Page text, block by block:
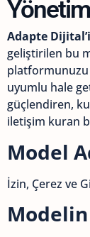
Adapte
geliştirilen bu
platformunuzu
uyumlu hale
güçlendiren,
iletişim kuran
Model
İzin, Çerez ve
Modelin